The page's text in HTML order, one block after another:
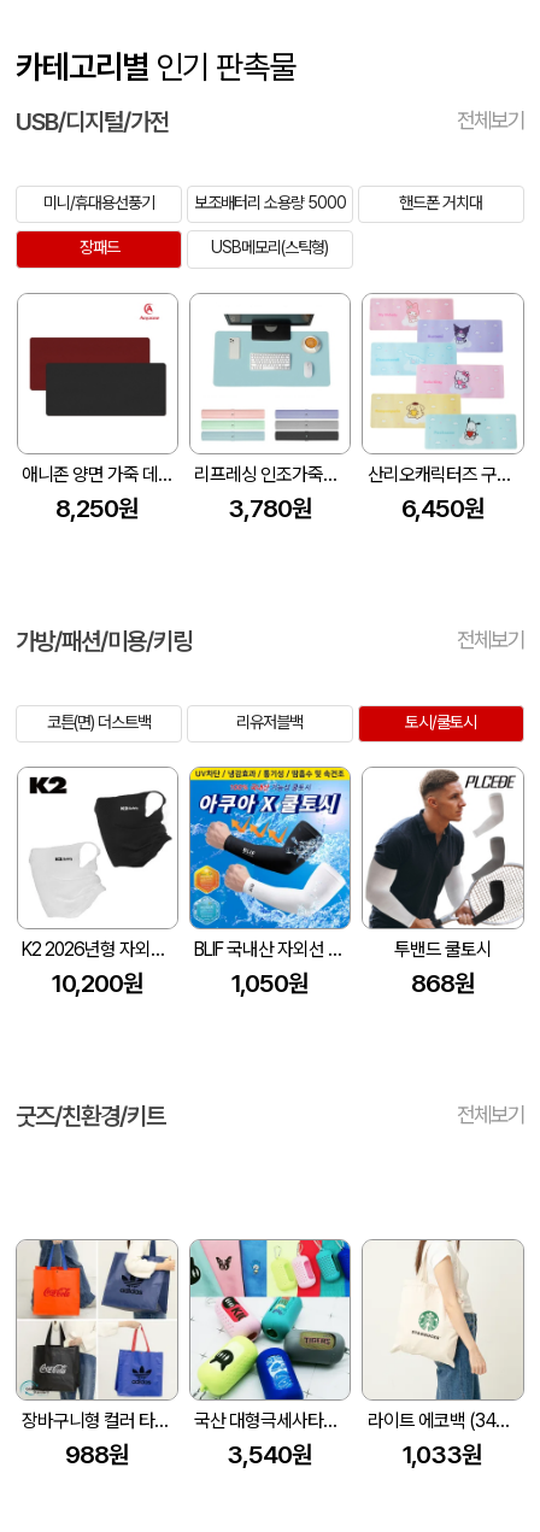
카테고리별 인기 판촉물
USB/디지털/가전 전체보기
미니/휴대용선풍기 보조배터리 소용량 5000 핸드폰 거치대
장패드 USB메모리(스틱형)
애니존 양면 가죽 데스크 장패드 any-mp60
8,250원
리프레싱 인조가죽데스크매트
3,780원
산리오캐릭터즈 구름 데스크 장패드
6,450원
가방/패션/미용/키링 전체보기
코튼(면) 더스트백 리유저블백 토시/쿨토시
K2 2026년형 자외선차단 냉감 쿨 기능성 쿨마스크 여름 쿨핏 마스크
10,200원
BLIF 국내산 자외선 차단 블리프 아쿠아X쿨토시
1,050원
투밴드 쿨토시
868원
굿즈/친환경/키트 전체보기
장바구니형 컬러 타포린백 대형(4색) (중량 140g±5)(400x250x400mm)
988원
국산 대형극세사타올 수영타올 휴대용타올 스웨이드타올 에어로실버쿨타올 아이스타올
3,540원
라이트 에코백 (340x370mm)
1,033원